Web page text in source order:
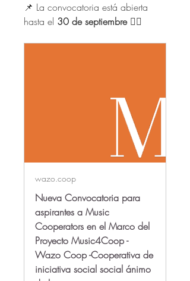
📌 La convocatoria está abierta
hasta el 30 de septiembre 👇🏻
wazo.coop
Nueva Convocatoria para
aspirantes a Music
Cooperators en el Marco del
Proyecto Music4Coop -
Wazo Coop -Cooperativa de
iniciativa social social ánimo